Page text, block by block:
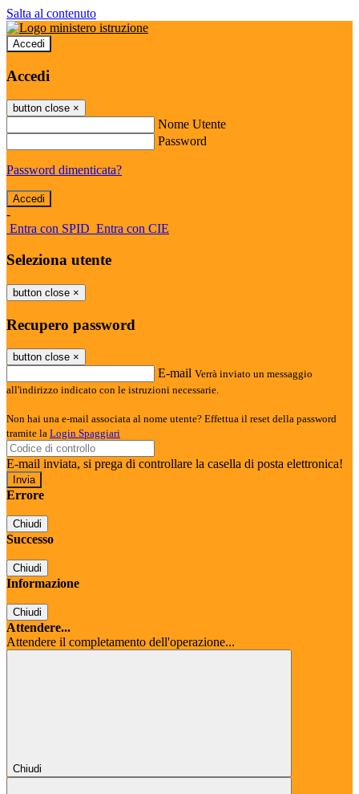
Salta al contenuto
Accedi
Accedi
button close ×
Nome Utente
Password
Password dimenticata?
-
Entra con SPID Entra con CIE
Seleziona utente
button close ×
Recupero password
button close ×
E-mail Verrà inviato un messaggio
all'indirizzo indicato con le istruzioni necessarie.
Non hai una e-mail associata al nome utente? Effettua il reset della password
tramite la Login Spaggiari
E-mail inviata, si prega di controllare la casella di posta elettronica!
Errore
Chiudi
Successo
Chiudi
Informazione
Chiudi
Attendere...
Attendere il completamento dell'operazione...
Chiudi